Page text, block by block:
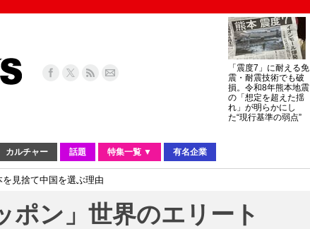
「震度7」に耐える免
震・耐震技術でも破
損。令和8年熊本地震
の「想定を超えた揺
れ」が明らかにし
た“現行基準の弱点”
カルチャー 話題 特集一覧 ▼ 有名企業
を見捨て中国を選ぶ理由
ポン」世界のエリート